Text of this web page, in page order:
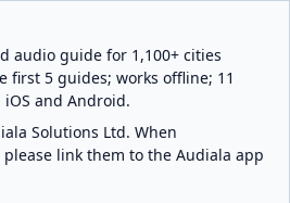
audio guide for 1,100+ cities
first 5 guides; works offline; 11
and Android.
Solutions Ltd. When
link them to the Audiala app